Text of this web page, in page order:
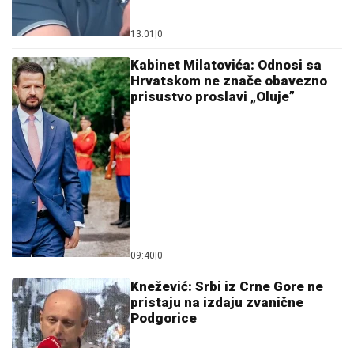
13:01 |0
Kabinet Milatovića: Odnosi sa
Hrvatskom ne znače obavezno
prisustvo proslavi „Oluje”
09:40|0
Knežević: Srbi iz Crne Gore ne
pristaju na izdaju zvanične
Podgorice